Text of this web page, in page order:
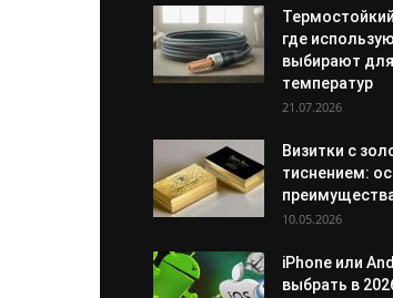
где
выбирают
температур
21.07.2026
Визитки с
тиснением:
10.05.2026
iPhone или
выбрать в